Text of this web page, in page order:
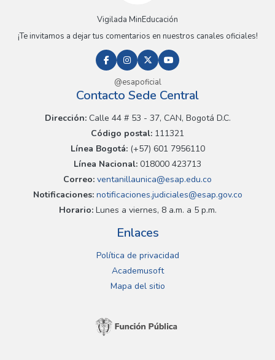
Vigilada MinEducación
¡Te invitamos a dejar tus comentarios en nuestros canales oficiales!
@esapoficial
Contacto Sede Central
Dirección:Calle 44 # 53 - 37, CAN, Bogotá D.C.
Código postal: 111321
Línea Bogotá:(+57) 601 7956110
Línea Nacional: 018000 423713
Correo: ventanillaunica@esap.edu.co
Notificaciones:notificaciones.judiciales@esap.gov.co
Horario:Lunes a viernes, 8 a.m. a 5 p.m.
Enlaces
Política de privacidad
Academusoft
Mapa del sitio